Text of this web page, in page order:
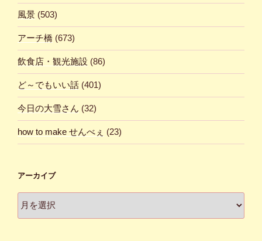
風景 (503)
アーチ橋 (673)
飲食店・観光施設 (86)
ど～でもいい話 (401)
今日の大雪さん (32)
how to make せんべぇ (23)
アーカイブ
ー